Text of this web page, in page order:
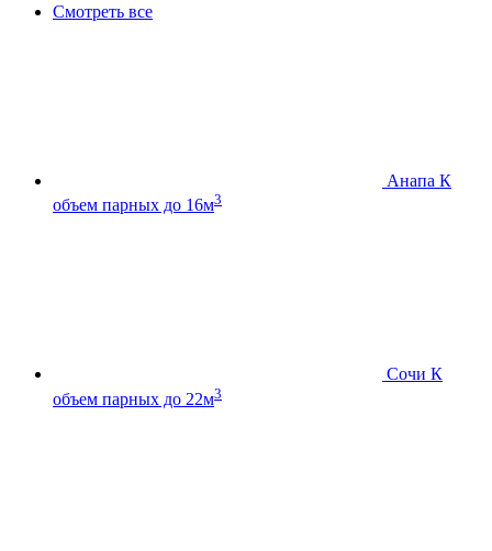
Смотреть все
Анапа К
объем парных до 16м3
Сочи К
объем парных до 22м3